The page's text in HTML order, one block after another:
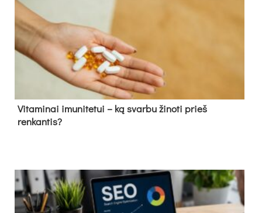
Vitaminai imunitetui – ką svarbu žinoti prieš
renkantis?